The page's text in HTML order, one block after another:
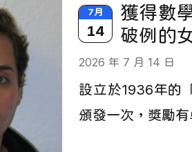
7月
14
獲得數
破例的
2026 年 7 月 14 日
設立於1936年的
頒發一次，獎勵